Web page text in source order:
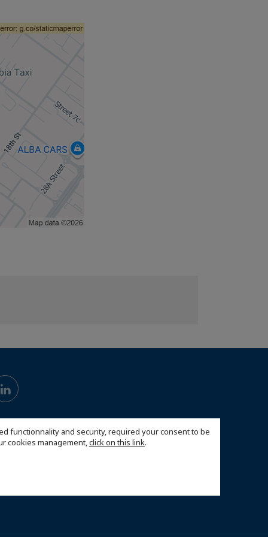
functionnality and security, required your consent to be
cookies management,click on this link.